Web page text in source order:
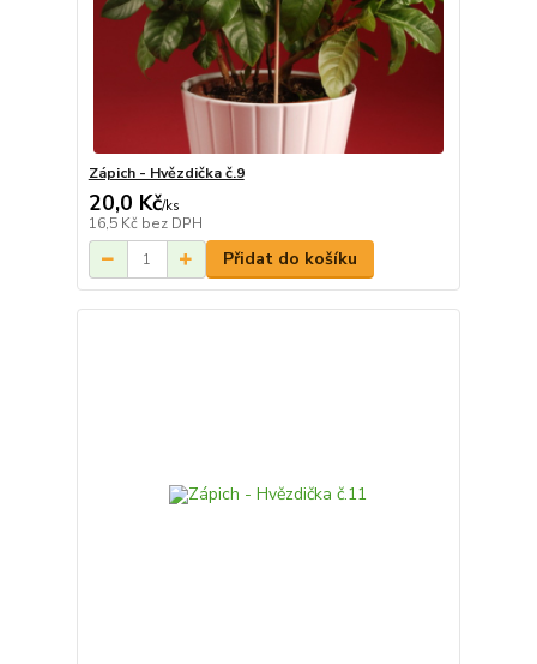
Zápich - Hvězdička č.9
20,0 Kč/ks
16,5 Kč bez DPH
Přidat do košíku